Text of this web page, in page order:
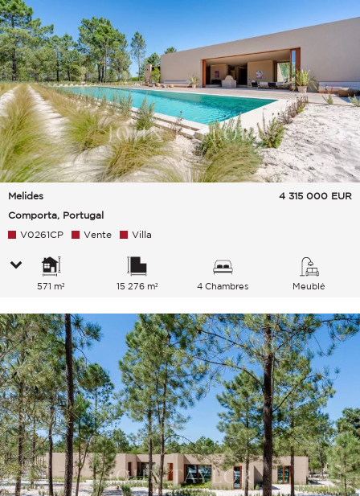
Melides
Comporta, Portugal
4 315 000 EUR
V0261CP Vente Villa
571 m² 15 276 m² 4 Chambres Meublé